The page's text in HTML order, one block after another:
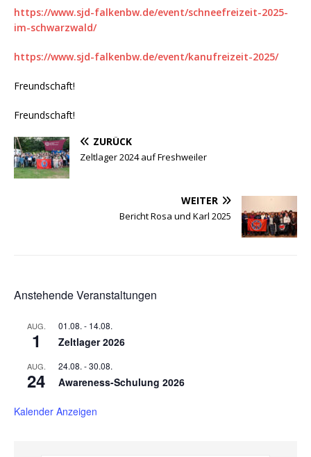
https://www.sjd-falkenbw.de/event/schneefreizeit-2025-
im-schwarzwald/
https://www.sjd-falkenbw.de/event/kanufreizeit-2025/
Freundschaft!
Freundschaft!
ZURÜCK
Zeltlager 2024 auf Freshweiler
WEITER
Bericht Rosa und Karl 2025
Anstehende Veranstaltungen
AUG.
1
01.08. - 14.08.
Zeltlager 2026
AUG.
24
24.08. -30.08.
Awareness-Schulung 2026
Kalender Anzeigen